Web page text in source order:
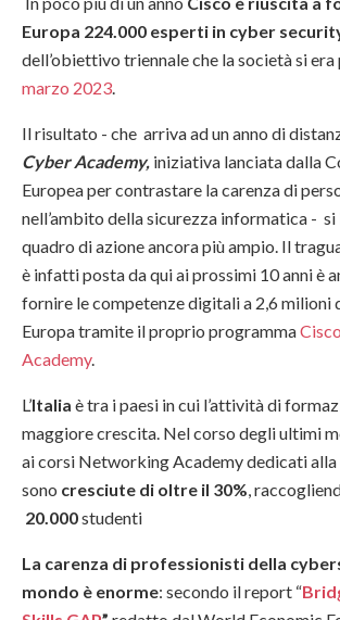
Europa 224.000 esperti in cyber
dell’obiettivo triennale che la società si
marzo 2023
Il risultato - che arriva ad un anno di
Cyber Academy, iniziativa lanciata dalla
Europea per contrastare la carenza di
nell’ambito della sicurezza informatica - si
quadro di azione ancora più ampio. Il
è infatti posta da qui ai prossimi 10 anni è
fornire le competenze digitali a 2,6 milioni
Europa tramite il proprio programma
Academy.
L’Italia è tra i paesi in cui l’attività di
maggiore crescita. Nel corso degli ultimi
ai corsi Networking Academy dedicati
sono cresciute di oltre il 30% ,
20.000studenti
La carenza di professionisti della
mondo è enorme: secondo il report “